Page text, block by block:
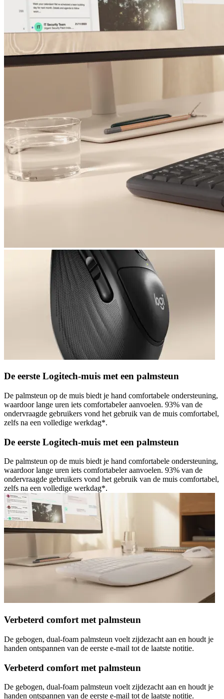
De eerste Logitech-muis met een palmsteun
De palmsteun op de muis biedt je hand comfortabele ondersteuning,
waardoor lange uren iets comfortabeler aanvoelen. 93% van de
ondervraagde gebruikers vond het gebruik van de muis comfortabel,
zelfs na een volledige werkdag*.
De eerste Logitech-muis met een palmsteun
De palmsteun op de muis biedt je hand comfortabele ondersteuning,
waardoor lange uren iets comfortabeler aanvoelen. 93% van de
ondervraagde gebruikers vond het gebruik van de muis comfortabel,
zelfs na een volledige werkdag*.
Verbeterd comfort met palmsteun
De gebogen, dual-foam palmsteun voelt zijdezacht aan en houdt je
handen ontspannen van de eerste e-mail tot de laatste notitie.
Verbeterd comfort met palmsteun
De gebogen, dual-foam palmsteun voelt zijdezacht aan en houdt je
handen ontspannen van de eerste e-mail tot de laatste notitie.